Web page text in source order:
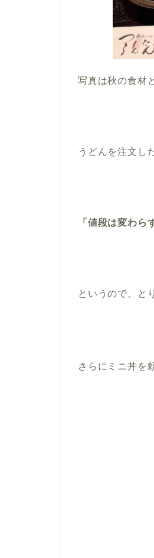
写真は秋の食材
うどんを注文し
「値段は変わら
というので、と
さらにミニ丼を